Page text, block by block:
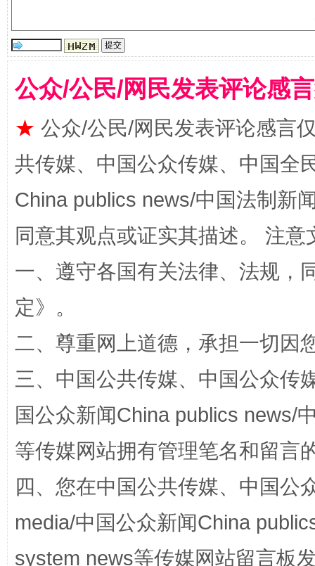
受贿1.44亿！段成刚被判无期 从幼
公众/公民/网民发表评论感
★ 公众/公民/网民发表评论感言
共传媒、中国公众传媒、中国全
China publics news/中国法制新
同意其观点或证实其描述。 注
一、遵守各国有关法律、法规，
定》。
二、尊重网上道德，承担一切因
三、中国公共传媒、中国公众传
国公众新闻China publics news/
等传媒网站拥有管理笔名和留言
四、您在中国公共传媒、中国公
media/中国公众新闻China
system news等传媒网站留言板